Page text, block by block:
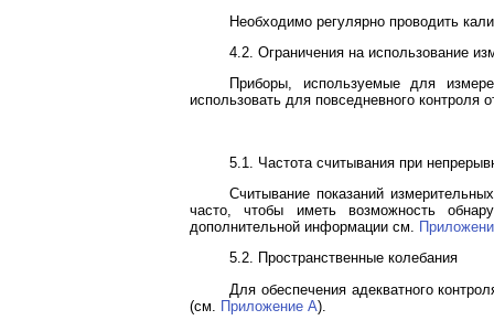
Необходимо регулярно проводить
4.2. Ограничения на использование
Приборы, используемые для
использовать для повседневного контроля
5.1. Частота считывания при
Считывание показаний
часто, чтобы иметь возможность
дополнительной информации см.
5.2. Пространственные колебания
Для обеспечения адекватного
(см.
Приложение A).